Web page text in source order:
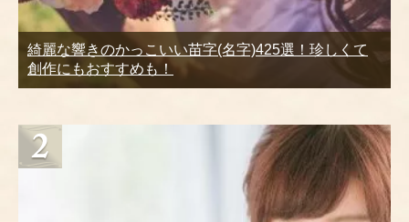
綺麗な響きのかっこいい苗字(名字)425選！珍しくて
創作にもおすすめも！